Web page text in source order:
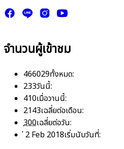
จำนวนผู้เข้าชม
466029ทั้งหมด:
233วันนี้:
410เมื่อวานนี้:
2143เฉลี่ยต่อเดือน:
300เฉลี่ยต่อวัน:
่ 2 Feb 2018เริ่มนับวันที่: